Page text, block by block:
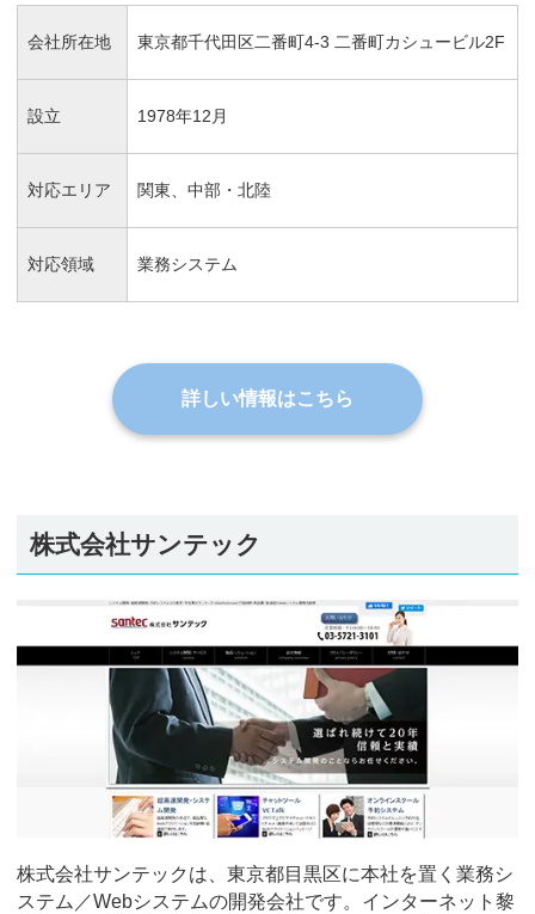
会社所在地 東京都千代田区二番町4-3 二番町カシュービル2F
設立 1978年12月
対応エリア 関東、中部・北陸
対応領域 業務システム
詳しい情報はこちら
株式会社サンテック
株式会社サンテックは、東京都目黒区に本社を置く業務シ
ステム／Webシステムの開発会社です。インターネット黎